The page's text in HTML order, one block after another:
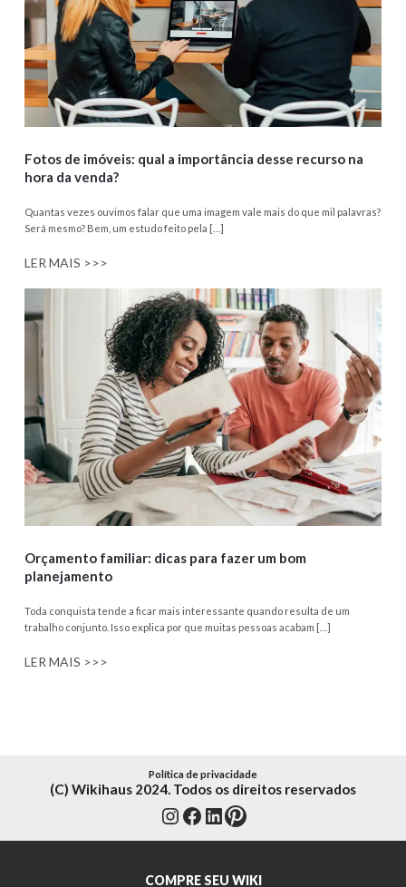
Fotos de imóveis: qual a importância desse recurso na
hora da venda?
Quantas vezes ouvimos falar que uma imagem vale mais do que mil palavras?
Será mesmo? Bem, um estudo feito pela […]
LER MAIS >>>
Orçamento familiar: dicas para fazer um bom
planejamento
Toda conquista tende a ficar mais interessante quando resulta de um
trabalho conjunto. Isso explica por que muitas pessoas acabam […]
LER MAIS >>>
Instagram
Facebook
LinkedIn
Pinterest
Política de privacidade
(C) Wikihaus 2024. Todos os direitos reservados
COMPRE SEU WIKI